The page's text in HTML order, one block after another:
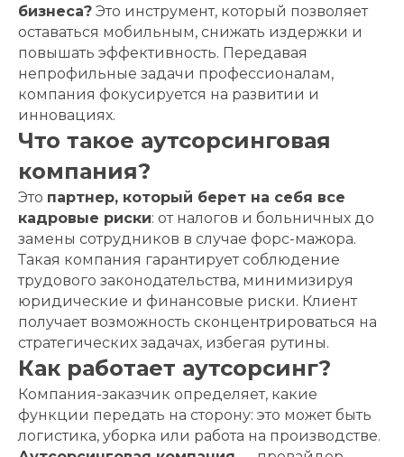
бизнеса? Это инструмент, который позволяет
оставаться мобильным, снижать издержки и
повышать эффективность. Передавая
непрофильные задачи профессионалам,
компания фокусируется на развитии и
инновациях.
Что такое аутсорсинговая
компания?
Это партнер, который берет на себя все
кадровые риски: от налогов и больничных до
замены сотрудников в случае форс-мажора.
Такая компания гарантирует соблюдение
трудового законодательства, минимизируя
юридические и финансовые риски. Клиент
получает возможность сконцентрироваться на
стратегических задачах, избегая рутины.
Как работает аутсорсинг?
Компания-заказчик определяет, какие
функции передать на сторону: это может быть
логистика, уборка или работа на производстве.